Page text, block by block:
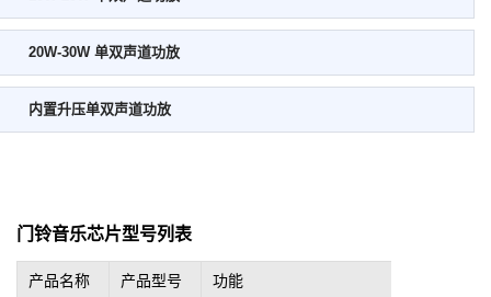
20W-30W 单双声道功放
内置升压单双声道功放
门铃音乐芯片型号列表
产品名称 产品型号 功能